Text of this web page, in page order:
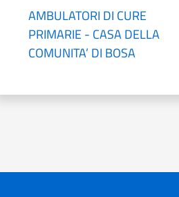
AMBULATORI DI CURE
PRIMARIE - CASA DELLA
COMUNITA’ DI BOSA